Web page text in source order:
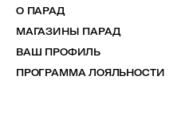
О ПАРАД
МАГАЗИНЫ ПАРАД
ВАШ ПРОФИЛЬ
ПРОГРАММА ЛОЯЛЬНОСТИ